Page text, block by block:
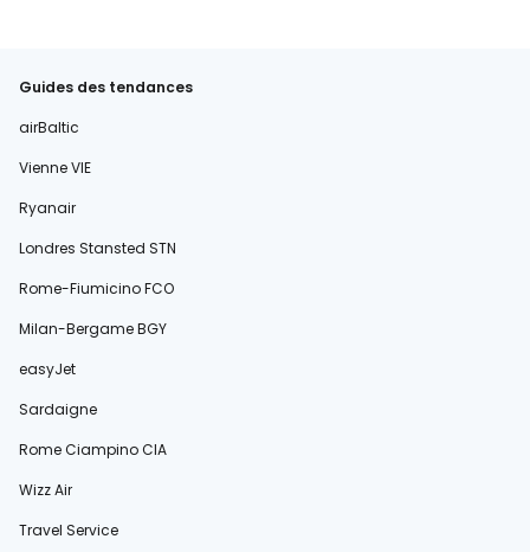
Guides des tendances
airBaltic
Vienne VIE
Ryanair
Londres Stansted STN
Rome-Fiumicino FCO
Milan-Bergame BGY
easyJet
Sardaigne
Rome Ciampino CIA
Wizz Air
Travel Service